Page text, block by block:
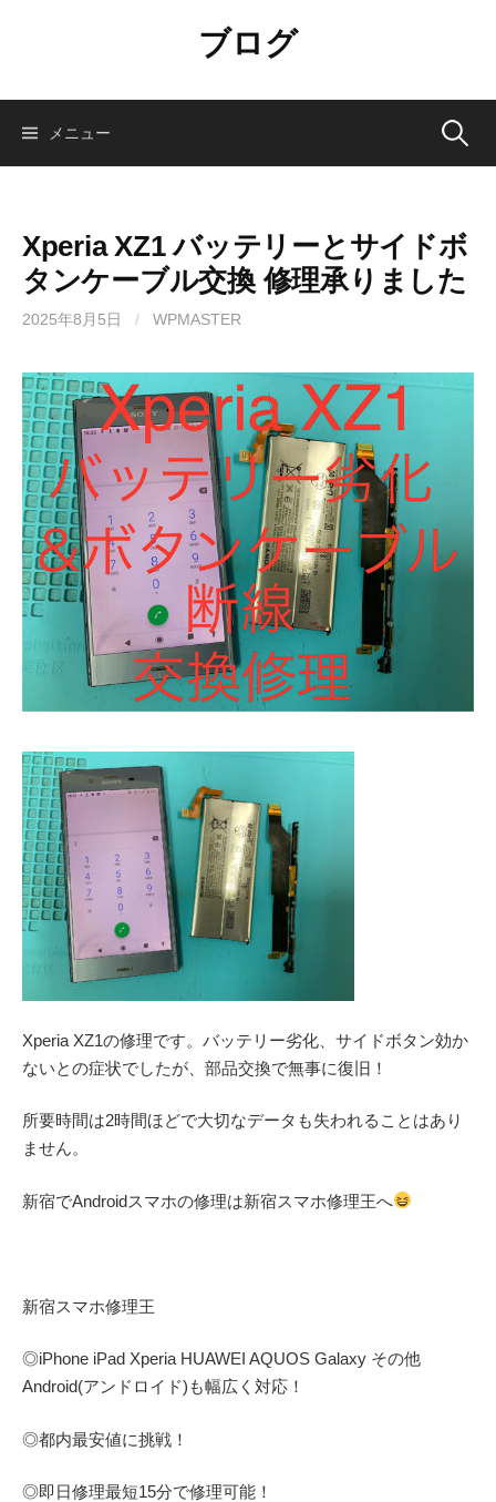
ン
ブログ
メニュー 検
Xperia XZ1 バッテリーとサイドボ
タンケーブル交換 修理承りました
2025年8月5日 / WPMASTER
Xperia XZ1の修理です。バッテリー劣化、サイドボタン効か
ないとの症状でしたが、部品交換で無事に復旧！
所要時間は2時間ほどで大切なデータも失われることはあり
ません。
新宿でAndroidスマホの修理は新宿スマホ修理王へ
新宿スマホ修理王
◎iPhone iPad Xperia HUAWEI AQUOS Galaxy その他
Android(アンドロイド) も幅広く対応！
◎都内最安値に挑戦！
◎即日修理最短15分で修理可能！